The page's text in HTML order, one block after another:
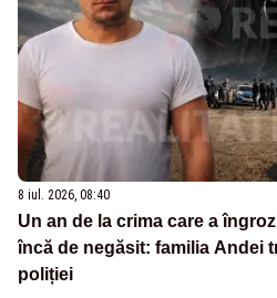
8 iul. 2026, 08:40
Un an de la crima care a
încă de negăsit: familia Andei
poliției